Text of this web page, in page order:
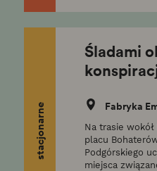
stacjonarne
Śladami
Fabryka
Na trasie
placu
Podgórskiego
miejsca